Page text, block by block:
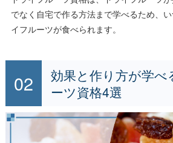
でなく自宅で作る方法まで学べるため、
イフルーツが食べられます。
効果と作り方が学
ーツ資格4選